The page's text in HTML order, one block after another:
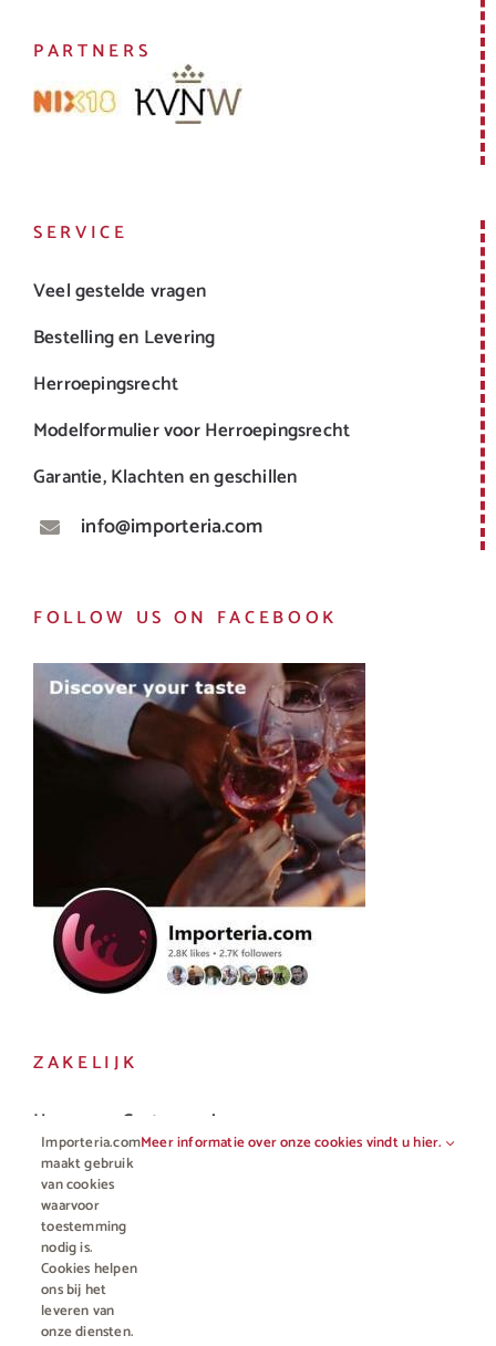
PARTNERS
SERVICE
Veel gestelde vragen
Bestelling en Levering
Herroepingsrecht
Modelformulier voor Herroepingsrecht
Garantie, Klachten en geschillen
info@importeria.com
FOLLOW US ON FACEBOOK
ZAKELIJK
Horeca en Gastronomie
Vakhandel
Importeria.com
maakt gebruik
van cookies
waarvoor
toestemming
nodig is.
Cookies helpen
ons bij het
leveren van
onze diensten.
Meer informatie over onze cookies vindt u hier.